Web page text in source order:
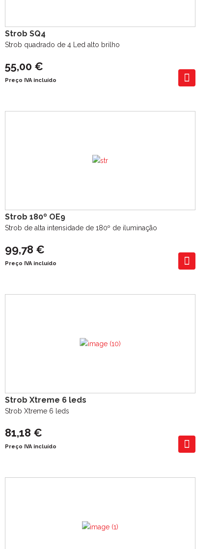
Strob SQ4
Strob quadrado de 4 Led alto brilho
55,00 €
Preço IVA incluído
Strob 180º OE9
Strob de alta intensidade de 180º de iluminação
99,78 €
Preço IVA incluído
Strob Xtreme 6 leds
Strob Xtreme 6 leds
81,18 €
Preço IVA incluído